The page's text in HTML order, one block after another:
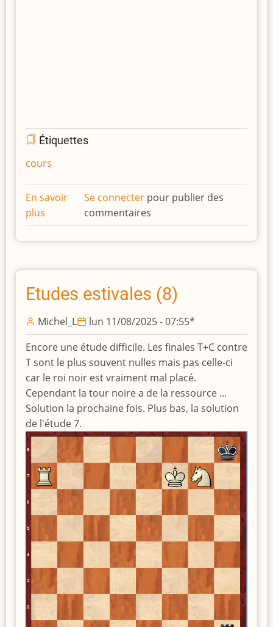
Étiquettes
cours
En savoir
plus
Etudes
estivales
et
dernière)
Se connecterpour publier des
commentaires
Etudes estivales (8)
Michel_L lun 11/08/2025 - 07:55*
Encore une étude difficile. Les finales T+C contre
T sont le plus souvent nulles mais pas celle-ci
car le roi noir est vraiment mal placé.
Cependant la tour noire a de la ressource ...
Solution la prochaine fois. Plus bas, la solution
de l'étude 7.